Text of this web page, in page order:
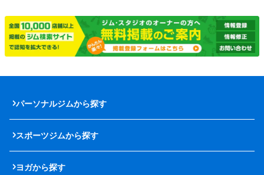
パーソナルジムから探す
スポーツジムから探す
ヨガから探す